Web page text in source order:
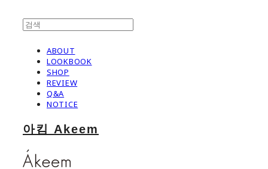
ABOUT
LOOKBOOK
SHOP
REVIEW
Q&A
NOTICE
아킴 Akeem